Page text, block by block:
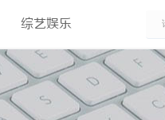
综艺娱乐